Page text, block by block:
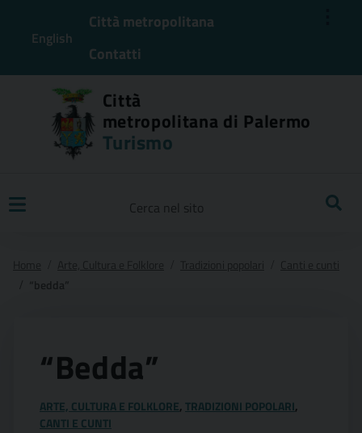
English
Città metropolitana
Contatti
Città
metropolitana di Palermo
Turismo
“Bedda”
ARTE, CULTURA E FOLKLORE,TRADIZIONI POPOLARI,
CANTI E CUNTI